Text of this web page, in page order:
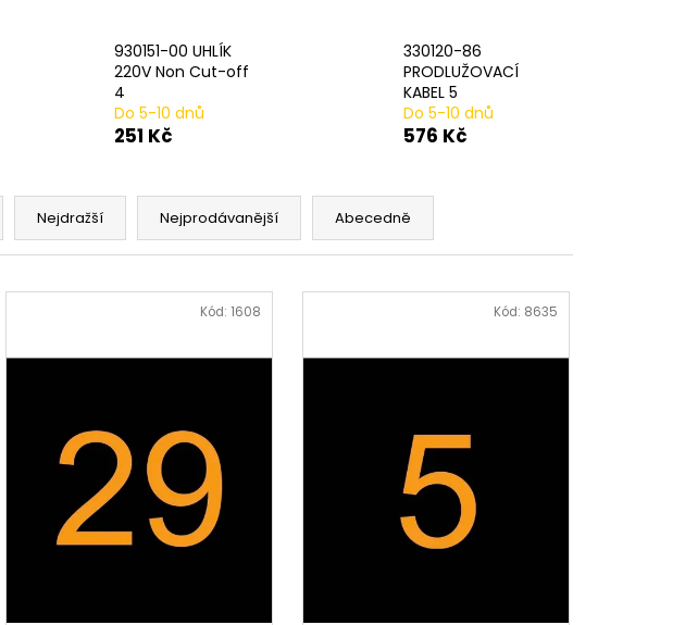
930151-00 UHLÍK
220V Non Cut-off
4
Do 5-10 dnů
251 Kč
330120-86
PRODLUŽOVACÍ
KABEL 5
Do 5-10 dnů
576 Kč
Nejdražší Nejprodávanější Abecedně
Kód: 1608 Kód: 8635